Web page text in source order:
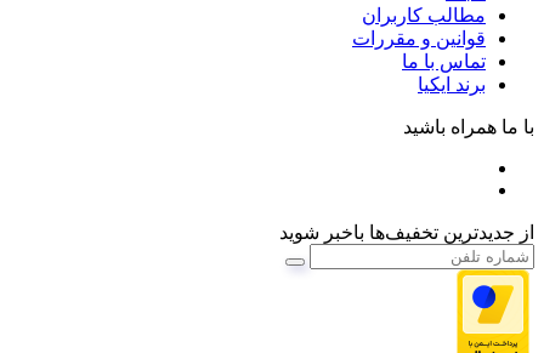
مطالب کاربران
قوانین و مقررات
تماس با ما
برند ایکیا
با ما همراه باشید
از جدیدترین تخفیف‌ها باخبر شوید